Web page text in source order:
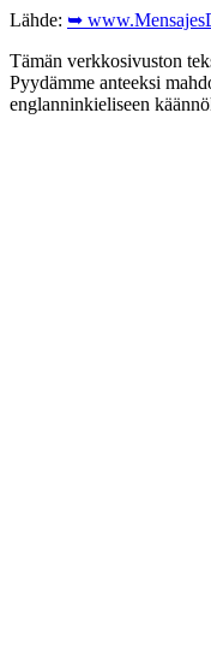
Lähde: ➥
Tämän verkkosivuston
Pyydämme anteeksi
englanninkieliseen